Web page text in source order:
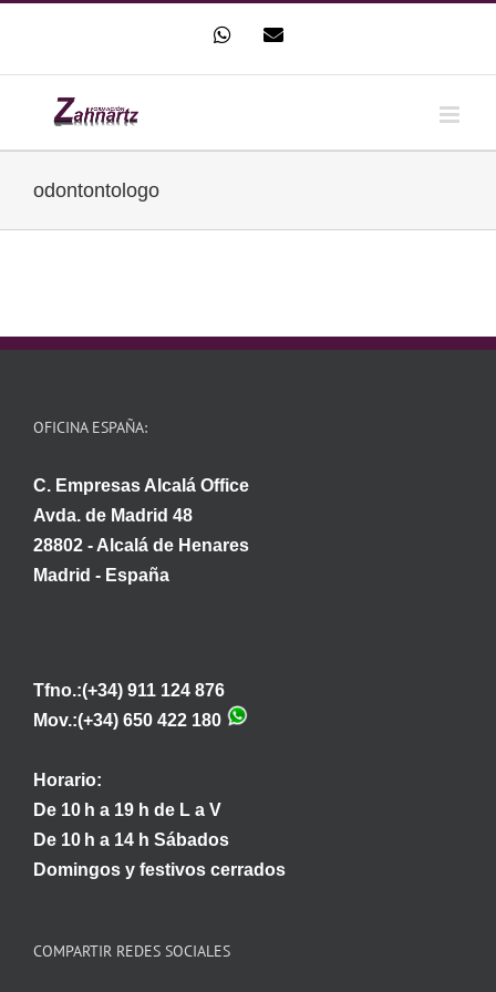
contenido
WhatsAppCorreo
odontontologo
OFICINA ESPAÑA:
C. Empresas Alcalá Office
Avda. de Madrid 48
28802 - Alcalá de Henares
Madrid - España
Tfno.:(+34) 911 124 876
Mov.:(+34) 650 422 180
Horario:
De 10 h a 19 h de L a V
De 10 h a 14 h Sábados
Domingos y festivos cerrados
COMPARTIR REDES SOCIALES